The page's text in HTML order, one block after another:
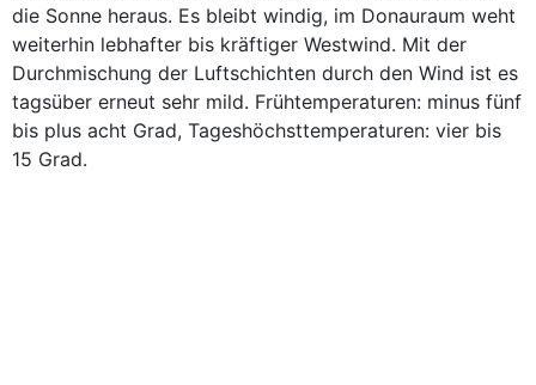
die Sonne heraus. Es bleibt windig, im Donauraum weht
weiterhin lebhafter bis kräftiger Westwind. Mit der
Durchmischung der Luftschichten durch den Wind ist es
tagsüber erneut sehr mild. Frühtemperaturen: minus fünf
bis plus acht Grad, Tageshöchsttemperaturen: vier bis
15 Grad.